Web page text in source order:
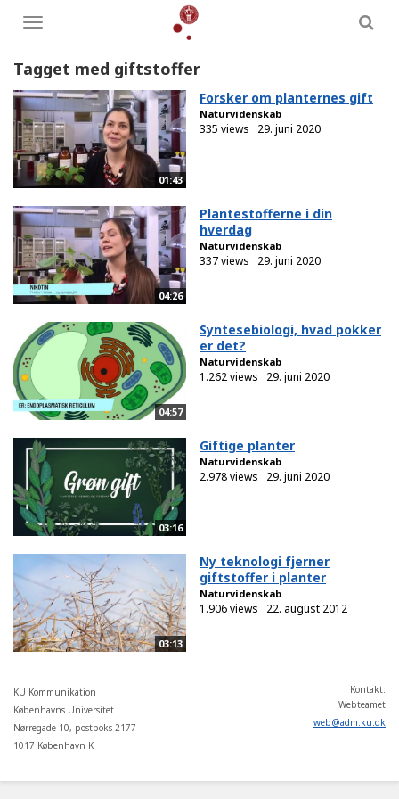
Toggle
menu
Tagget med giftstoffer
01:43
Forsker om planternes gift
Naturvidenskab
335 views 29. juni 2020
04:26
Plantestofferne i din
hverdag
Naturvidenskab
337 views 29. juni 2020
04:57
Syntesebiologi, hvad pokker
er det?
Naturvidenskab
1.262 views 29. juni 2020
03:16
Giftige planter
Naturvidenskab
2.978 views 29. juni 2020
03:13
Ny teknologi fjerner
giftstoffer i planter
Naturvidenskab
1.906 views 22. august 2012
KU Kommunikation
Københavns Universitet
Nørregade 10, postboks 2177
1017 København K
Kontakt:
Webteamet
web@adm ku dk